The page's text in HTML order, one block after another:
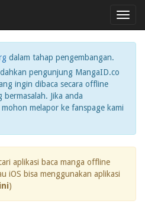
dalam tahap pengembangan.
pengunjung MangaID.co
ingin dibaca secara offline
Jika anda
melapor ke fanspage kami
aplikasi baca manga offline
iOS bisa menggunakan aplikasi
)